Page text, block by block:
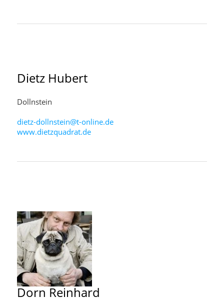
Dietz Hubert
Dollnstein
dietz-dollnstein@t-online.de
www.dietzquadrat.de
Dorn Reinhard